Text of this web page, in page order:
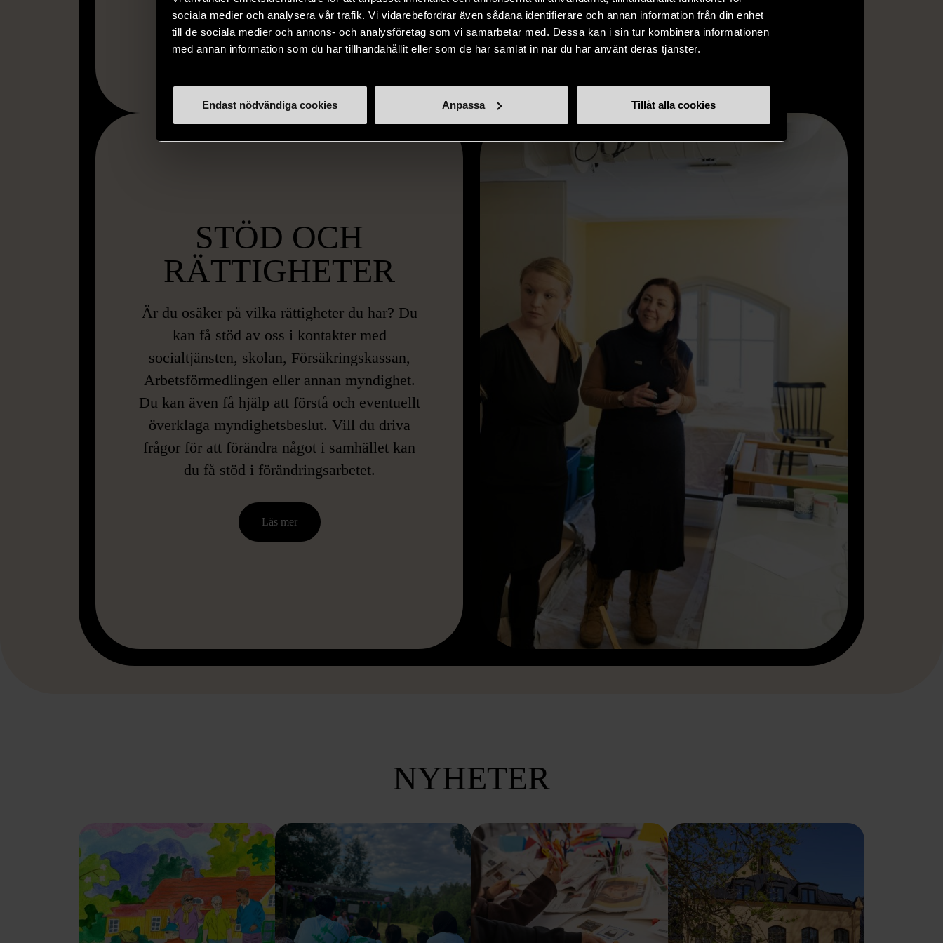
sociala medier och analysera vår trafik. Vi vidarebefordrar även sådana identifierare och annan information från din enhet
till de sociala medier och annons- och analysföretag som vi samarbetar med. Dessa kan i sin tur kombinera informationen
med annan information som du har tillhandahållit eller som de har samlat in när du har använt deras tjänster.
Endast nödvändiga cookies Anpassa Tillåt alla cookies
STÖD OCH
RÄTTIGHETER
Är du osäker på vilka rättigheter du har? Du
kan få stöd av oss i kontakter med
socialtjänsten, skolan, Försäkringskassan,
Arbetsförmedlingen eller annan myndighet.
Du kan även få hjälp att förstå och eventuellt
överklaga myndighetsbeslut. Vill du driva
frågor för att förändra något i samhället kan
du få stöd i förändringsarbetet.
Läs mer
NYHETER